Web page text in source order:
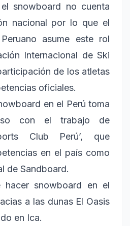
snowboard no cuenta
nacional por lo que el
asume este rol
Internacional de Ski
de los atletas
oficiales.
en el Perú toma
con el trabajo de
Club Perú’, que
en el país como
de Sandboard.
hacer snowboard en el
a las dunas El Oasis
en Ica.